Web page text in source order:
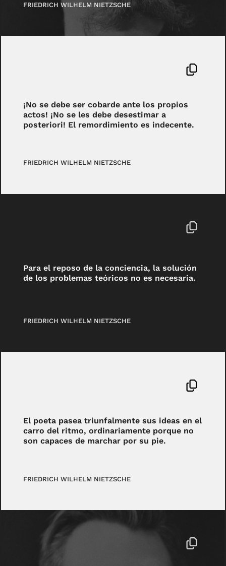
FRIEDRICH WILHELM NIETZSCHE
¡No se debe ser cobarde ante los propios
actos! ¡No se les debe desestimar a
posteriori! El remordimiento es indecente.
FRIEDRICH WILHELM NIETZSCHE
Para el reposo de la conciencia, la solución
de los problemas teóricos no es necesaria.
FRIEDRICH WILHELM NIETZSCHE
El poeta pasea triunfalmente sus ideas en el
carro del ritmo, ordinariamente porque no
son capaces de marchar por su pie.
FRIEDRICH WILHELM NIETZSCHE